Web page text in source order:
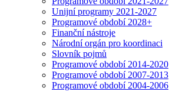
Unijní programy 2021-2027
Programové období 2028+
Finanční nástroje
Národní orgán pro koordinaci
Slovník pojmů
Programové období 2014-2020
Programové období 2007-2013
Programové období 2004-2006